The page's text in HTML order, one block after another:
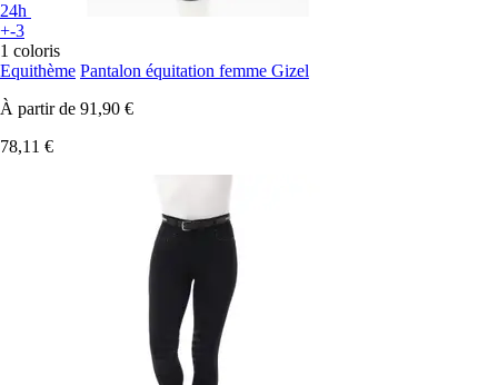
24h
+-3
1 coloris
Equithème Pantalon équitation femme Gizel
À partir de 91,90 €
78,11 €